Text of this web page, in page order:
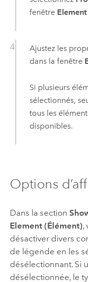
fenêtre
Ajustez les
dans la fenêtre
Si plusieurs
sélectionnés,
tous les
disponibles.
Options
Dans la section
Element (Élément),
désactiver divers
de légende en les
désélectionnant. Si
désélectionnée, le